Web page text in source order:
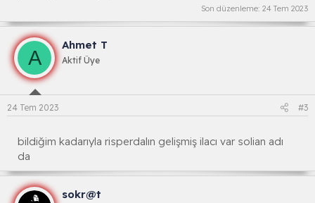
Son düzenleme: 24 Tem 2023
A
Ahmet T
Aktif Üye
24 Tem 2023 #3
bildiğim kadarıyla risperdalın gelişmiş ilacı var solian adı
da
sokr@t